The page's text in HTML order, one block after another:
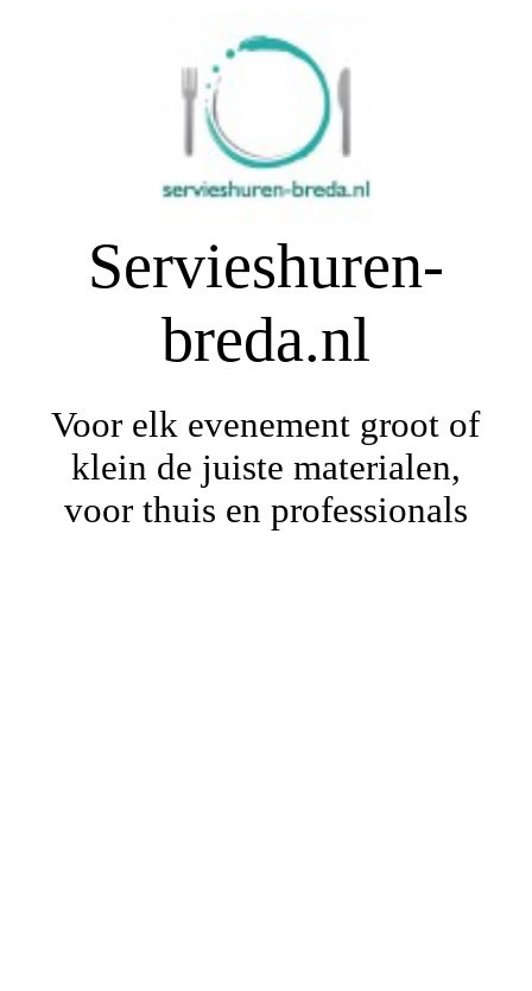
Servieshuren-
breda.nl
Voor elk evenement groot of
klein de juiste materialen,
voor thuis en professionals
WEB-SHOP
Impressie / algemene voorwaarden